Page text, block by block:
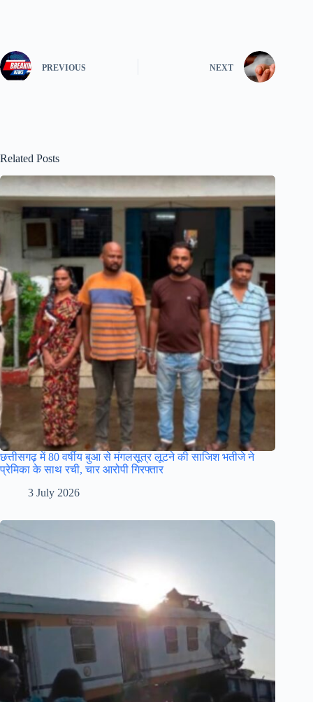
PREVIOUS NEXT
Related Posts
छत्तीसगढ़ में 80 वर्षीय बुआ से मंगलसूत्र लूटने की साजिश भतीजे ने
प्रेमिका के साथ रची, चार आरोपी गिरफ्तार
3 July 2026